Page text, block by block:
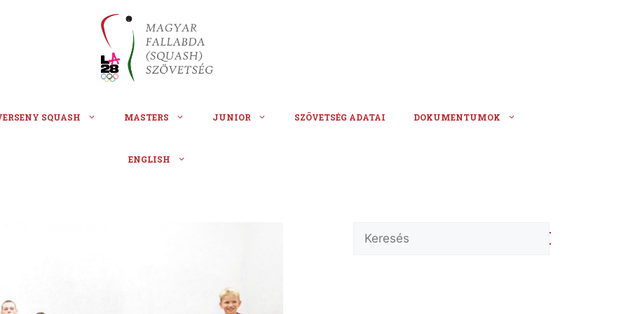
SQUASH MASTERS JUNIOR SZÖVETSÉG ADATAI DOKUMENTUMOK
ENGLISH